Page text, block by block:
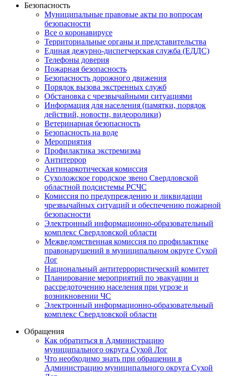
Безопасность
Муниципальные правовые акты по вопросам
безопасности
Все о коронавирусе
Территориальные органы и представительства
Единая дежурно-диспетчерская служба (ЕДДС)
Телефоны доверия
Пожарная безопасность
Безопасность дорожного движения
Порядок вызова экстренных служб
Обстановка с чрезвычайными ситуациями
Информация для населения (памятки, порядок
действий, новости, видеоролики)
Ветеринарная безопасность
Безопасность на воде
Мероприятия
Профилактика экстремизма
Антитеррор
Антинаркотическая комиссия
Сухоложское городское звено Свердловской
областной подсистемы РСЧС
Комиссия по предупреждению и ликвидации
чрезвычайных ситуаций и обеспечению пожарной
безопасности
Электронный информационно-образовательный
комплекс Cвердловской области
Межведомственная комиссия по профилактике
правонарушений в муниципальном округе Сухой
Лог
Национальный антитеррористический комитет
Планирование мероприятий по эвакуации и
рассредоточению населения при угрозе и
возникновении ЧС
Электронный информационно-образовательный
комплекс Свердловской области
Обращения
Как обратиться в Администрацию
муниципального округа Сухой Лог
Что необходимо знать при обращении в
Администрацию муниципального округа Сухой